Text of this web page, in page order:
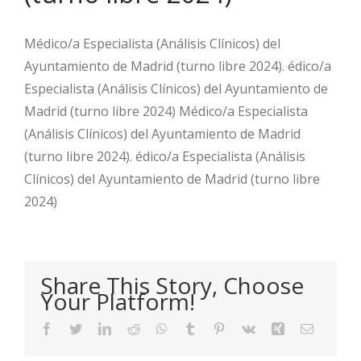
Médico/a Especialista (Análisis Clínicos) del
Ayuntamiento de Madrid (turno libre 2024). édico/a
Especialista (Análisis Clínicos) del Ayuntamiento de
Madrid (turno libre 2024) Médico/a Especialista
(Análisis Clínicos) del Ayuntamiento de Madrid
(turno libre 2024). édico/a Especialista (Análisis
Clínicos) del Ayuntamiento de Madrid (turno libre
2024)
Share This Story, Choose
Your Platform!
Facebook
TwitterLinkedIn
Reddit WhatsApp
Tumblr Pinterest
Vk Xing Email